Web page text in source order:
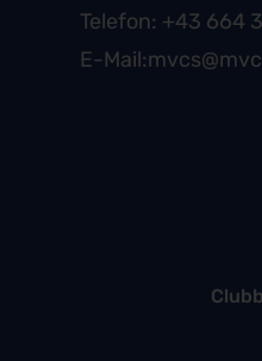
Telefon: +43 664
E-Mail: